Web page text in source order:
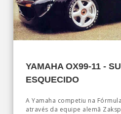
YAMAHA OX99-11 -
ESQUECIDO
A Yamaha competiu na
através da equipe alemã